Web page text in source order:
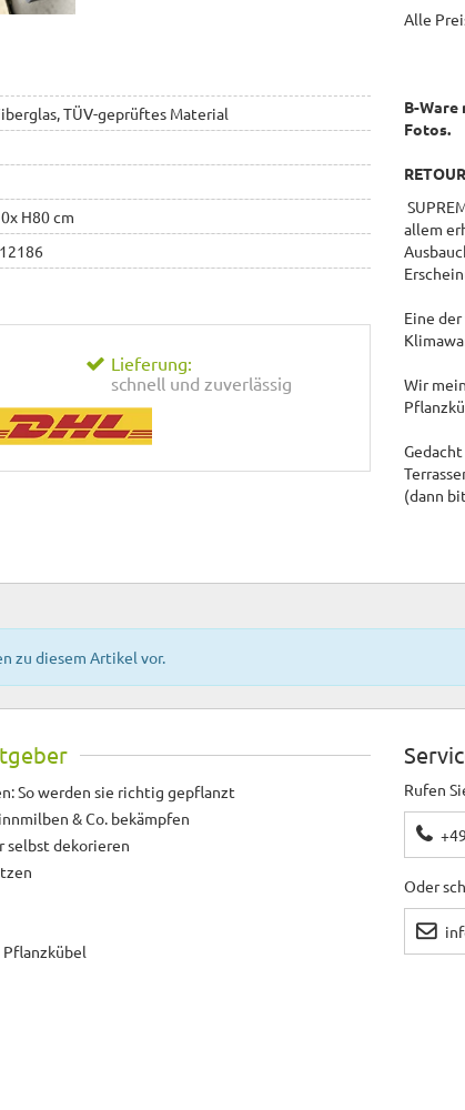
Alle
TÜV-geprüftes Material
H80 cm
Lieferung:
schnell und zuverlässig
B-Ware
Fotos.
allem
Eine
Wir
(dann
zu diesem Artikel vor.
So werden sie richtig gepflanzt
& Co. bekämpfen
selbst dekorieren
Pflanzkübel
Rufen
Oder